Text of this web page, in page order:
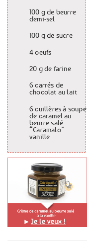
100 gde beurre
demi-sel
100 gde sucre
4 oeufs
20 gde farine
6 carrés de
chocolat au lait
6 cuillères à soupe
de caramel au
beurre salé
“Caramalo”
vanille